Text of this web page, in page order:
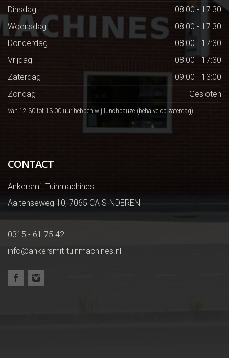
Dinsdag
08:00 - 17:30
Woensdag
08:00 - 17:30
Donderdag
08:00 - 17:30
Vrijdag
08:00 - 17:30
Zaterdag
09:00 - 13:00
Zondag
Gesloten
Van 12.30 tot 13.00 uur hebben wij lunchpauze (behalve op zaterdag)
CONTACT
Ankersmit Tuinmachines
Aaltenseweg 10, 7065 CA SINDEREN
0315 - 61 75 42
info@ankersmit-tuinmachines.nl